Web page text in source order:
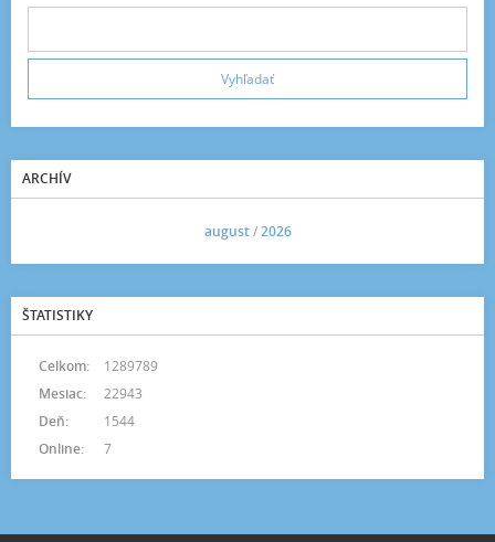
ARCHÍV
august/2026
ŠTATISTIKY
Online: 7
Celkom:
1289789
Mesiac:
22943
Deň:
1544